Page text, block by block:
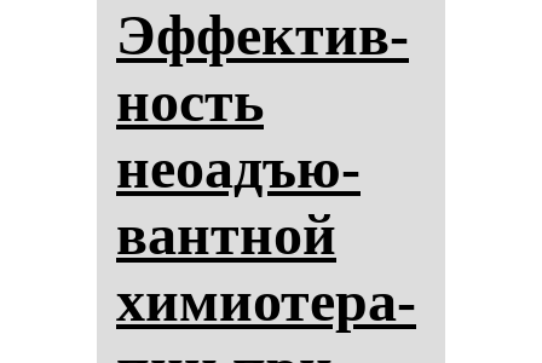
Эф­фек­тив­
ность
неоадъю­
ван­тной
хи­ми­оте­ра­